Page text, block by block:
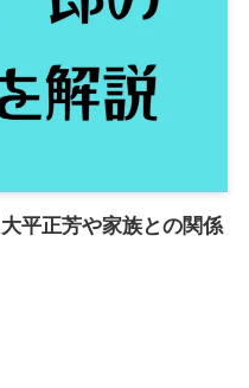
平正芳や家族との関係